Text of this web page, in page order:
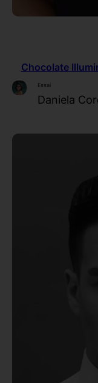
Chocolate
Essai
Daniela